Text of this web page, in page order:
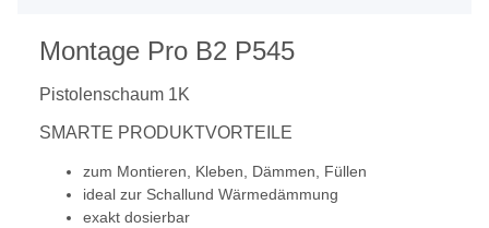
Montage Pro B2 P545
Pistolenschaum 1K
SMARTE PRODUKTVORTEILE
zum Montieren, Kleben, Dämmen, Füllen
ideal zur Schallund Wärmedämmung
exakt dosierbar